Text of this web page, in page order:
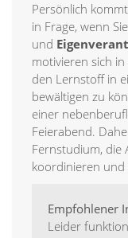
Persönlich
in Frage, wenn
und
motivieren sich
den Lernstoff in
bewältigen zu
einer
Feierabend.
Fernstudium, die
koordinieren und
Empfohlener
Leider